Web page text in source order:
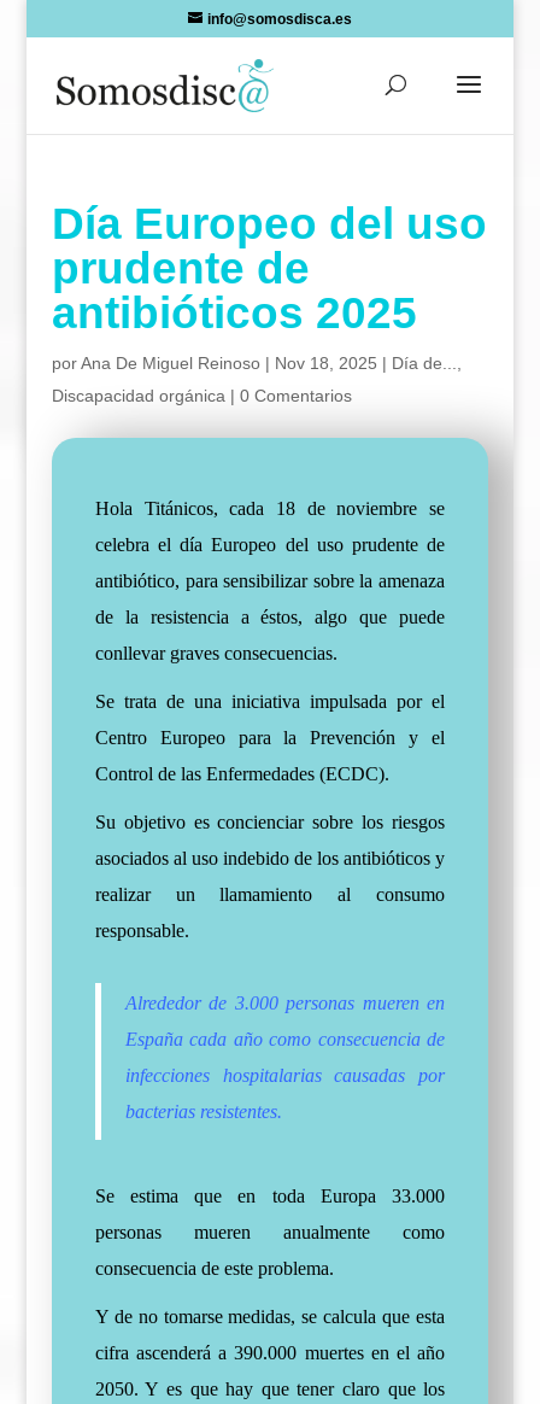
info@somosdisca.es
Día Europeo del uso
prudente de
antibióticos 2025
porAna De Miguel Reinoso| Nov 18, 2025 | Día de...
Discapacidad orgánica | 0 Comentarios
Hola Titánicos, cada 18 de noviembre se
celebra el día Europeo del uso prudente de
antibiótico, para sensibilizar sobre la amenaza
de la resistencia a éstos, algo que puede
conllevar graves consecuencias.
Se trata de una iniciativa impulsada por el
Centro Europeo para la Prevención y el
Control de las Enfermedades (ECDC).
Su objetivo es concienciar sobre los riesgos
asociados al uso indebido de los antibióticos y
realizar un llamamiento al consumo
responsable.
Alrededor de 3.000 personas mueren en
España cada año como consecuencia de
infecciones hospitalarias causadas por
bacterias resistentes.
Se estima que en toda Europa 33.000
personas mueren anualmente como
consecuencia de este problema.
Y de no tomarse medidas, se calcula que esta
cifra ascenderá a 390.000 muertes en el año
2050.Y es que hay que tener claro que los